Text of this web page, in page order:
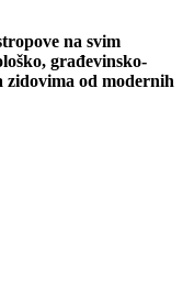
na svim
građevinsko-
od modernih